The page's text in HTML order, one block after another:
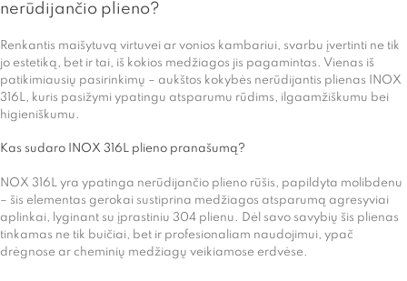
nerūdijančio plieno?
Renkantis maišytuvą virtuvei ar vonios kambariui, svarbu įvertinti ne tik
jo estetiką, bet ir tai, iš kokios medžiagos jis pagamintas. Vienas iš
patikimiausių pasirinkimų – aukštos kokybės nerūdijantis plienas INOX
316L, kuris pasižymi ypatingu atsparumu rūdims, ilgaamžiškumu bei
higieniškumu.
Kas sudaro INOX 316L plieno pranašumą?
NOX 316L yra ypatinga nerūdijančio plieno rūšis, papildyta molibdenu
– šis elementas gerokai sustiprina medžiagos atsparumą agresyviai
aplinkai, lyginant su įprastiniu 304 plienu. Dėl savo savybių šis plienas
tinkamas ne tik buičiai, bet ir profesionaliam naudojimui, ypač
drėgnose ar cheminių medžiagų veikiamose erdvėse.